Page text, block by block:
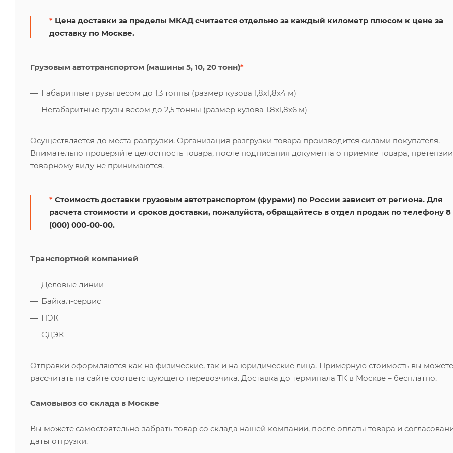
* Цена доставки за пределы МКАД считается отдельно за каждый километр плюсом к цене за
доставку по Москве.
Грузовым автотранспортом (машины 5, 10, 20 тонн)*
Габаритные грузы весом до 1,3 тонны (размер кузова 1,8х1,8х4 м)
Негабаритные грузы весом до 2,5 тонны (размер кузова 1,8х1,8х6 м)
Осуществляется до места разгрузки. Организация разгрузки товара производится силами покупателя.
Внимательно проверяйте целостность товара, после подписания документа о приемке товара,
товарному виду не принимаются.
* Стоимость доставки грузовым автотранспортом (фурами) по России зависит от региона. Для
расчета стоимости и сроков доставки, пожалуйста, обращайтесь в отдел продаж по телефону 8
(000) 000-00-00.
Транспортной компанией
Деловые линии
Байкал-сервис
ПЭК
СДЭК
Отправки оформляются как на физические, так и на юридические лица. Примерную стоимость вы можете
рассчитать на сайте соответствующего перевозчика. Доставка до терминала ТК в Москве – бесплатно.
Самовывоз со склада в Москве
Вы можете самостоятельно забрать товар со склада нашей компании, после оплаты товара и
даты отгрузки.